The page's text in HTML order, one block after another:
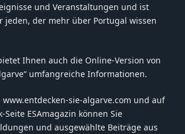
und Veranstaltungen und ist
jeden, der mehr über Portugal wissen
Ihnen auch die Online-Version von
umfangreiche Informationen.
sie-algarve.com und auf
Seite ESAmagazin können Sie
und ausgewählte Beiträge aus